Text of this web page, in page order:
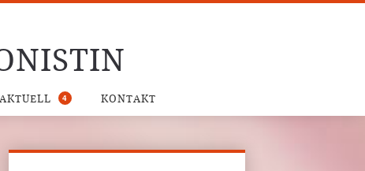
AKTUELL 4 KONTAKT